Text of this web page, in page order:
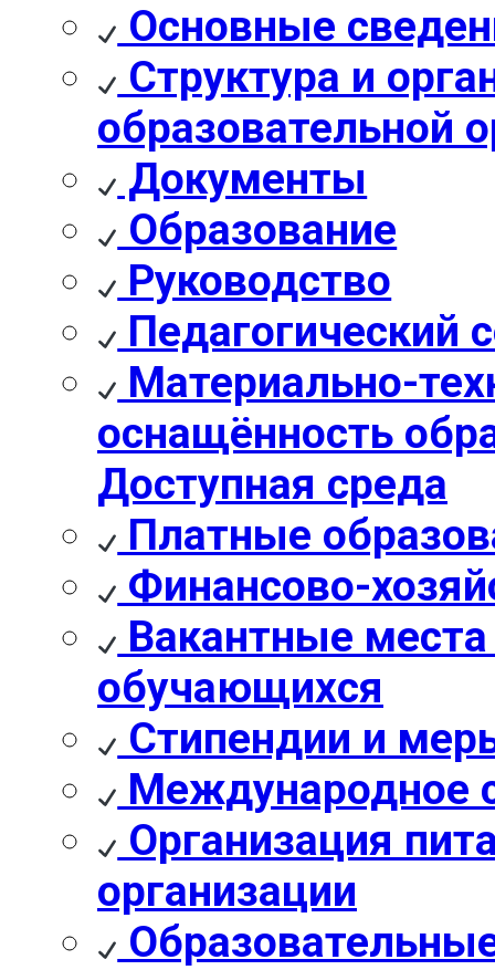
Основные
Структура и
образовательной
Документы
Образование
Руководство
Педагогический
Материально-
оснащённость
Доступная среда
Платные
Финансово-
Вакантные
обучающихся
Стипендии и
Международное
Организация
организации